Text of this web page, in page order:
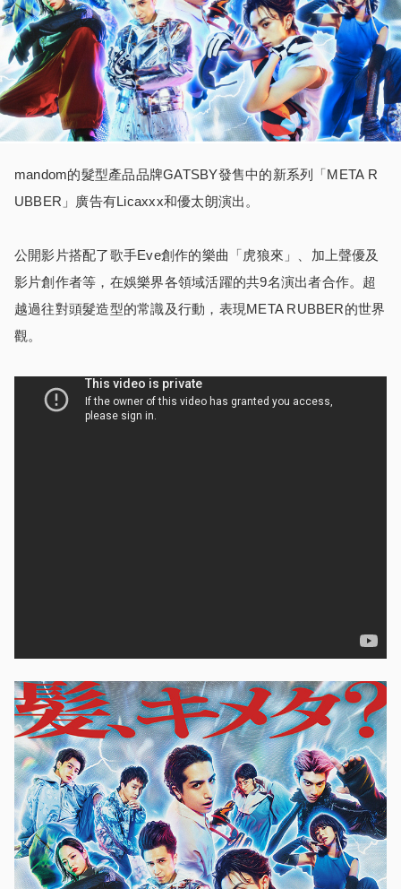
mandom的髮型產品品牌GATSBY發售中的新系列「META R
UBBER」廣告有Licaxxx和優太朗演出。
公開影片搭配了歌手Eve創作的樂曲「虎狼來」、加上聲優及
影片創作者等，在娛樂界各領域活躍的共9名演出者合作。超
越過往對頭髮造型的常識及行動，表現META RUBBER的世界
觀。